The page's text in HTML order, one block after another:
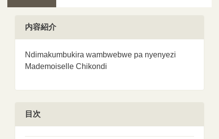
内容紹介
Ndimakumbukira wambwebwe pa nyenyezi
Mademoiselle Chikondi
目次